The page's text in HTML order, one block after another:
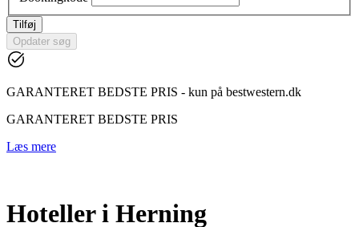
Tilføj
Opdater søg
GARANTERET BEDSTE PRIS - kun på bestwestern.dk
GARANTERET BEDSTE PRIS
Læs mere
Hoteller i Herning